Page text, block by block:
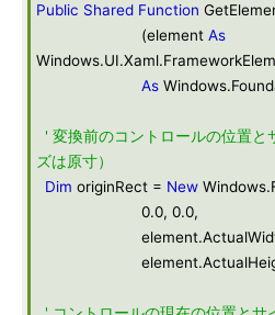
Public Shared Function
(element As
As
' 変換前のコントロールの位置と
ズは原寸）
Dim originRect = New
0.0, 0.0,